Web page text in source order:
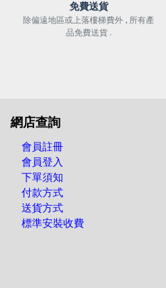
免費送貨
除偏遠地區或上落樓梯費外 , 所有產
品免費送貨 .
網店查詢
會員註冊
會員登入
下單須知
付款方式
送貨方式
標準安裝收費